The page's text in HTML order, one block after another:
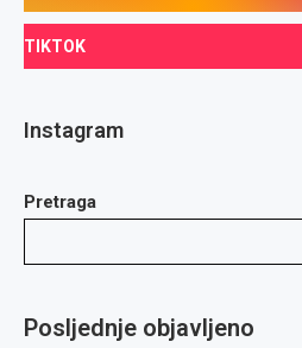
TIKTOK
Instagram
Pretraga
Posljednje objavljeno